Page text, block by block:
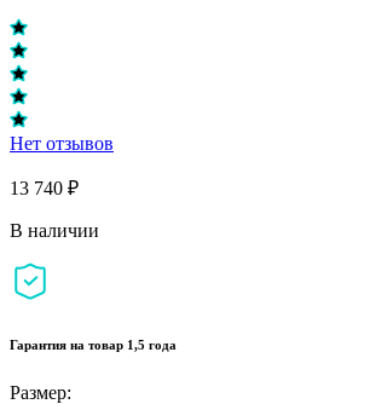
Нет отзывов
13 740 ₽
В наличии
Гарантия на товар 1,5 года
Размер: